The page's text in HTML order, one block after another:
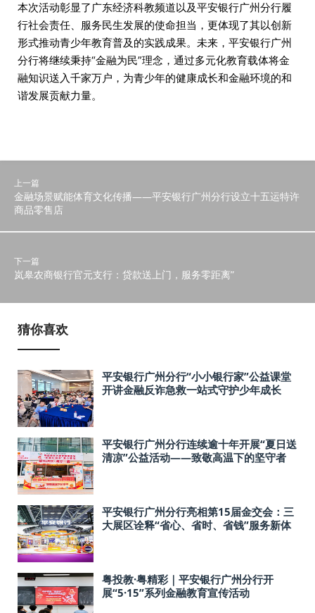
本次活动彰显了广东经济科教频道以及平安银行广州分行履
行社会责任、服务民生发展的使命担当，更体现了其以创新
形式推动青少年教育普及的实践成果。未来，平安银行广州
分行将继续秉持“金融为民”理念，通过多元化教育载体将金
融知识送入千家万户，为青少年的健康成长和金融环境的和
谐发展贡献力量。
上一篇
金融场景赋能体育文化传播——平安银行广州分行设立十五运特许
商品零售店
下一篇
岚皋农商银行官元支行：贷款送上门，服务零距离”
猜你喜欢
平安银行广州分行“小小银行家”公益课堂
开讲金融反诈急救一站式守护少年成长
平安银行广州分行连续逾十年开展“夏日送
清凉”公益活动——致敬高温下的坚守者
平安银行广州分行亮相第15届金交会：三
大展区诠释“省心、省时、省钱”服务新体
粤投教·粤精彩｜平安银行广州分行开
展“5·15”系列金融教育宣传活动